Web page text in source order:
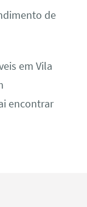
de
em Vila
encontrar